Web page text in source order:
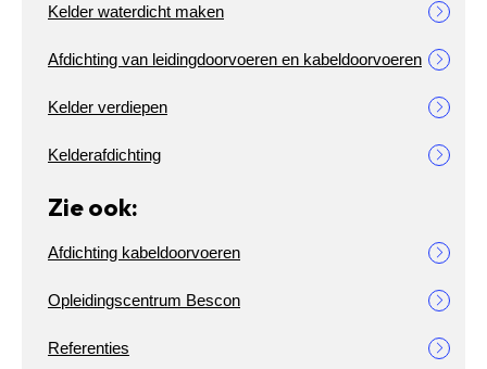
Kelder waterdicht maken
Afdichting van leidingdoorvoeren en kabeldoorvoeren
Kelder verdiepen
Kelderafdichting
Zie ook:
Afdichting kabeldoorvoeren
Opleidingscentrum Bescon
Referenties